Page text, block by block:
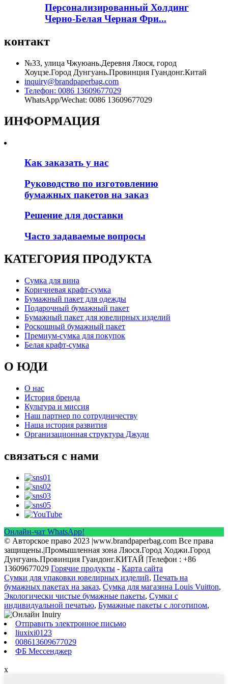
Персонализированный Холдинг
Черно-Белая Черная Фри...
контакт
№33, улица Чжуюань.Деревня Ляося, город
Хоуцзе.Город Дунгуань.Провинция Гуандонг.Китай
inquiry@brandpaperbag.com
Телефон: 0086 13609677029
WhatsApp/Wechat: 0086 13609677029
ИНФОРМАЦИЯ
Как заказать у нас
Руководство по изготовлению
бумажных пакетов на заказ
Решение для доставки
Часто задаваемые вопросы
КАТЕГОРИЯ ПРОДУКТА
Сумка для вина
Коричневая крафт-сумка
Бумажный пакет для одежды
Подарочный бумажный пакет
Бумажный пакет для ювелирных изделий
Роскошный бумажный пакет
Премиум-сумка для покупок
Белая крафт-сумка
О ЮДИ
О нас
История бренда
Культура и миссия
Наш партнер по сотрудничеству
Наша история развития
Организационная структура Джуди
связаться с нами
Онлайн-чат WhatsApp!
© Авторское право 2023 |www.brandpaperbag.com Все права
защищены.|Промышленная зона Ляося.Город Ходжи.Город
Дунгуань.Провинция Гуандонг.КИТАЙ |Телефон : +86
13609677029 Горячие продукты - Карта сайта
Сумки для упаковки ювелирных изделий, Печать на
бумажных пакетах на заказ, Сумка для магазина Louis Vuitton,
Экологически чистые бумажные пакеты, Сумки с
индивидуальной печатью, Бумажные пакеты с логотипом,
Отправить электронное письмо
liuxixi0123
008613609677029
ФБ Мессенджер
x